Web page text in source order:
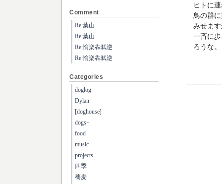
ヒトに
鳥の群
みせま
一斉に
ろうな。
Comment
Re:葉山
Re:葉山
Re:愉楽犇弑逆
Re:愉楽犇弑逆
Categories
doglog
Dylan
[doghouse]
dogs+
food
music
projects
四季
蕎麦